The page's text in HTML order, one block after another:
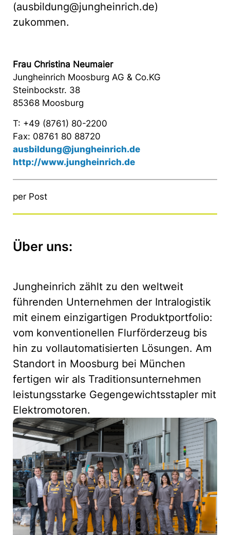
(ausbildung@jungheinrich.de)
zukommen.
Frau Christina Neumaier
Jungheinrich Moosburg AG & Co.KG
Steinbockstr. 38
85368 Moosburg
T: +49 (8761) 80-2200
Fax: 08761 80 88720
ausbildung@jungheinrich.de
http://www.jungheinrich.de
per Post
Über uns:
Jungheinrich zählt zu den weltweit
führenden Unternehmen der Intralogistik
mit einem einzigartigen Produktportfolio:
vom konventionellen Flurförderzeug bis
hin zu vollautomatisierten Lösungen. Am
Standort in Moosburg bei München
fertigen wir als Traditionsunternehmen
leistungsstarke Gegengewichtsstapler mit
Elektromotoren.